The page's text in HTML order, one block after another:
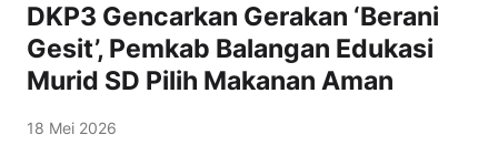
DKP3 Gencarkan Gerakan ‘Berani
Gesit’, Pemkab Balangan Edukasi
Murid SD Pilih Makanan Aman
18 Mei 2026